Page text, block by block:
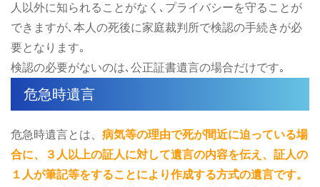
人以外に知られることがなく､プライバシーを守ることが
できますが､本人の死後に家庭裁判所で検認の手続きが必
要となります｡
検認の必要がないのは､公正証書遺言の場合だけです｡
危急時遺言
危急時遺言とは、 病気等の理由で死が間近に迫っている場
合に、３人以上の証人に対して遺言の内容を伝え、証人の
１人が筆記等をすることにより作成する方式の遺言です。